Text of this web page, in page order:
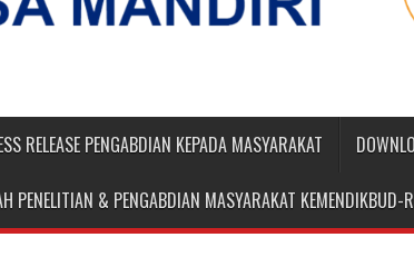
RELEASE PENGABDIAN KEPADA MASYARAKAT
PENELITIAN & PENGABDIAN MASYARAKAT